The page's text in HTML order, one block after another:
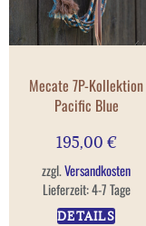
Mecate 7P-Kollektion
Pacific Blue
195,00 €
zzgl.Versandkosten
Lieferzeit:4-7 Tage
DETAILS